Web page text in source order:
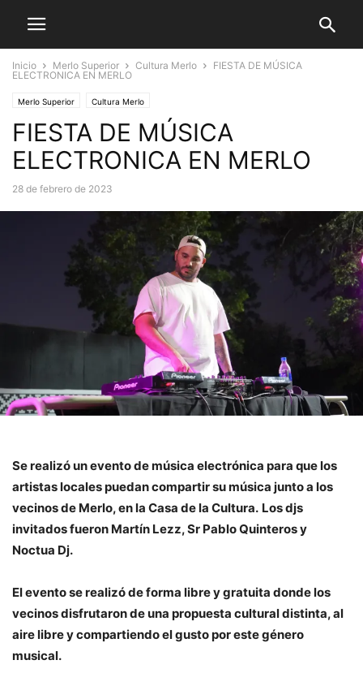
Inicio Merlo Superior Cultura Merlo
FIESTA DE MÚSICA
ELECTRONICA EN MERLO
Merlo Superior Cultura Merlo
FIESTA DE MÚSICA
ELECTRONICA EN MERLO
28 de febrero de 2023
Se realizó un evento de música electrónica para que los
artistas locales puedan compartir su música junto a los
vecinos de Merlo, en la Casa de la Cultura. Los djs
invitados fueron Martín Lezz, Sr Pablo Quinteros y
Noctua Dj.
El evento se realizó de forma libre y gratuita donde los
vecinos disfrutaron de una propuesta cultural distinta, al
aire libre y compartiendo el gusto por este género
musical.